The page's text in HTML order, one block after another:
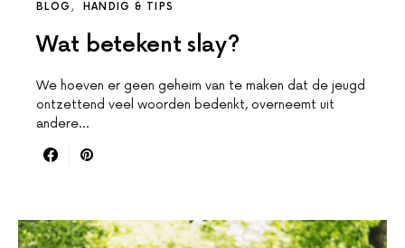
BLOG HANDIG & TIPS
Wat betekent slay?
We hoeven er geen geheim van te maken dat de jeugd
ontzettend veel woorden bedenkt, overneemt uit
andere…